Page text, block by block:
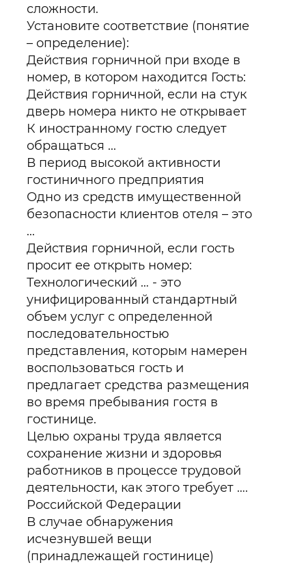
сложности.
Установите соответствие (понятие
– определение):
Действия горничной при входе в
номер, в котором находится Гость:
Действия горничной, если на стук
дверь номера никто не открывает
К иностранному гостю следует
обращаться ...
В период высокой активности
гостиничного предприятия
Одно из средств имущественной
безопасности клиентов отеля – это
...
Действия горничной, если гость
просит ее открыть номер:
Технологический … - это
унифицированный стандартный
объем услуг с определенной
последовательностью
представления, которым намерен
воспользоваться гость и
предлагает средства размещения
во время пребывания гостя в
гостинице.
Целью охраны труда является
сохранение жизни и здоровья
работников в процессе трудовой
деятельности, как этого требует ….
Российской Федерации
В случае обнаружения
исчезнувшей вещи
(принадлежащей гостинице)